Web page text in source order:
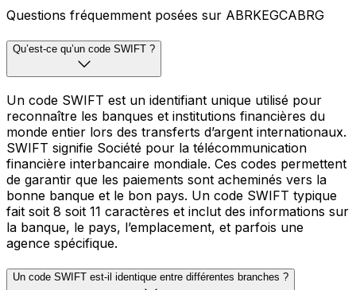
Questions fréquemment posées sur ABRKEGCABRG
Qu’est-ce qu’un code SWIFT ?
Un code SWIFT est un identifiant unique utilisé pour
reconnaître les banques et institutions financières du
monde entier lors des transferts d’argent internationaux.
SWIFT signifie Société pour la télécommunication
financière interbancaire mondiale. Ces codes permettent
de garantir que les paiements sont acheminés vers la
bonne banque et le bon pays. Un code SWIFT typique
fait soit 8 soit 11 caractères et inclut des informations sur
la banque, le pays, l’emplacement, et parfois une
agence spécifique.
Un code SWIFT est-il identique entre différentes branches ?